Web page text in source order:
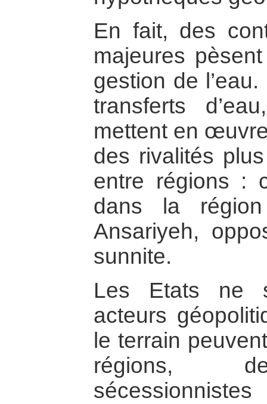
En fait, des
majeures
gestion de
transferts
mettent en
des rivalités
entre régions :
dans la
Ansariyeh,
sunnite.
Les Etats ne
acteurs
le terrain
régions,